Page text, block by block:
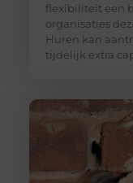
flexibiliteit een
organisaties
Huren kan
tijdelijk extra